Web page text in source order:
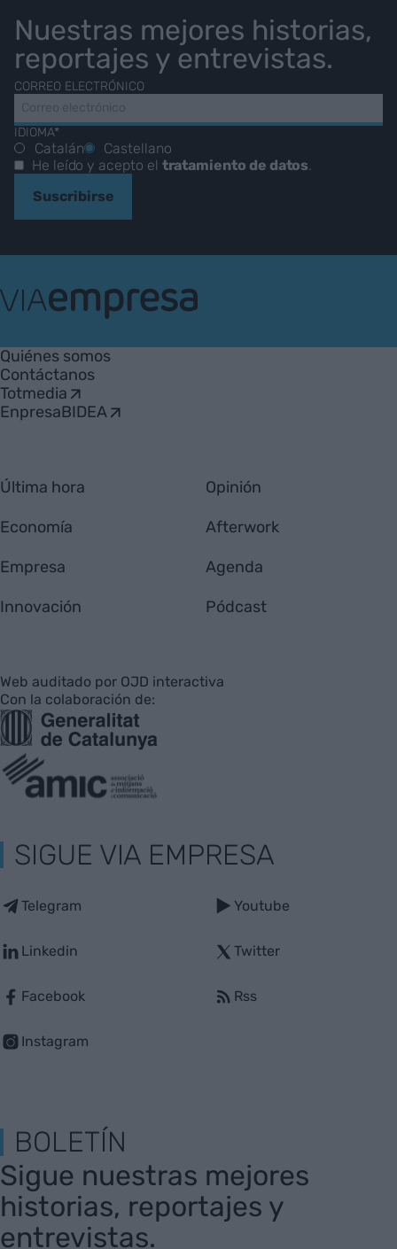
Nuestras mejores historias,
reportajes y entrevistas.
CORREO ELECTRÓNICO
IDIOMA*
Catalán
Castellano
He leído y acepto el tratamiento de datos.
Suscribirse
Empresa
Quiénes somos
Contáctanos
Totmedia
EnpresaBIDEA
Última hora
Economía
Empresa
Innovación
Opinión
Afterwork
Agenda
Pódcast
Web auditado por OJD interactiva
Con la colaboración de:
SIGUE VIA EMPRESA
Telegram
Linkedin
Facebook
Instagram
Youtube
Twitter
Rss
BOLETÍN
Sigue nuestras mejores
historias, reportajes y
entrevistas.